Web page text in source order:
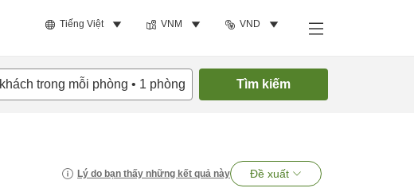
Tiếng Việt VNM VND
khách trong mỗi phòng • 1 phòng Tìm kiếm
Lý do bạn thấy những kết quả này Đề xuất